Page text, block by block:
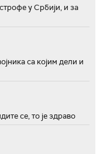
у Србији, и за
са којим дели и
се, то је здраво